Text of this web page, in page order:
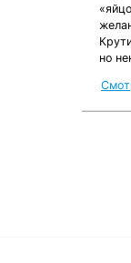
но
от
с
и